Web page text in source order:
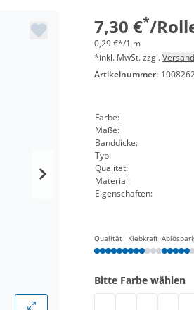
7,30 €*/
ab 48 Rollen
0,29 €*/1 m
*inkl. MwSt. zzgl.
Artikelnummer:
Farbe:
Maße:
Banddicke:
Typ:
Qualität:
Material:
Eigenschaften:
Qualität Klebkraft
Bitte Farbe wählen
Profi